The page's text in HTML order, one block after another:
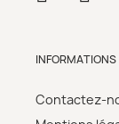
INFORMATIONS
Contactez-